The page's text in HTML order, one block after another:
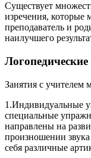
Существует
изречения, которые
преподаватель и
наилучшего
Логопедические
Занятия с учителем
1.Индивидуальные
специальные
направлены на
произношении
себя различные